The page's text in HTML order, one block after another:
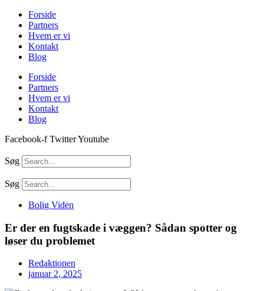
Videre
indhold
Forside
Partners
Hvem er vi
Kontakt
Blog
Forside
Partners
Hvem er vi
Kontakt
Blog
Facebook-f TwitterYoutube
Søg
Søg
Bolig Viden
Er der en fugtskade i væggen? Sådan spotter og
løser du problemet
Redaktionen
januar 2, 2025